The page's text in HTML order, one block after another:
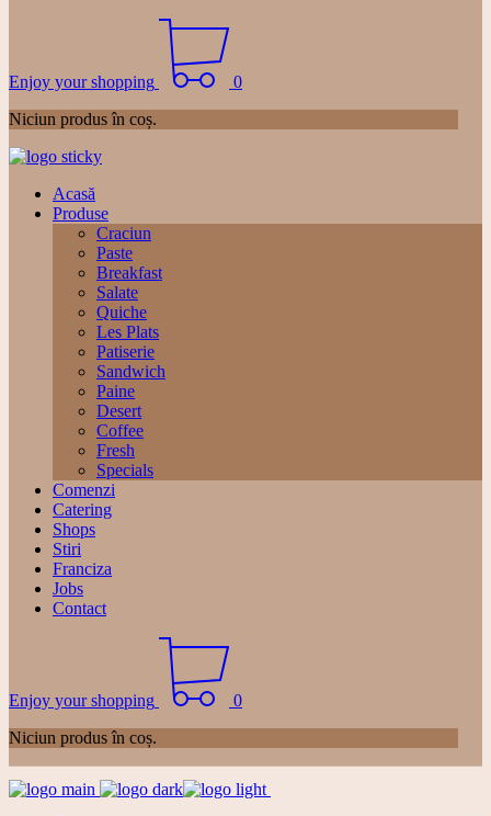
Enjoy your shopping
0
Niciun produs în coș.
Acasă
Produse
Craciun
Paste
Breakfast
Salate
Quiche
Les Plats
Patiserie
Sandwich
Paine
Desert
Coffee
Fresh
Specials
Comenzi
Catering
Shops
Stiri
Franciza
Jobs
Contact
Enjoy your shopping
0
Niciun produs în coș.